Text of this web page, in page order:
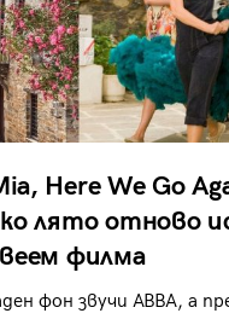
Here We Go
лято отново
филма
фон звучи ABBA, а